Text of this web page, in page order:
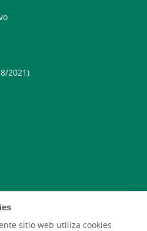
sitio web utiliza cookies
2021)